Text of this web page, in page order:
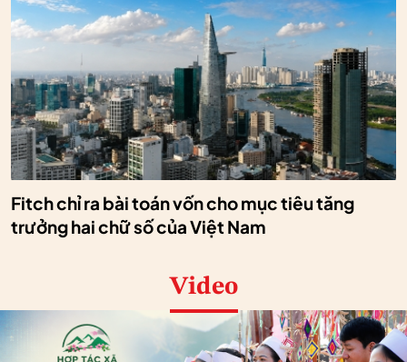
Fitch chỉ ra bài toán vốn cho mục tiêu tăng
trưởng hai chữ số của Việt Nam
Video